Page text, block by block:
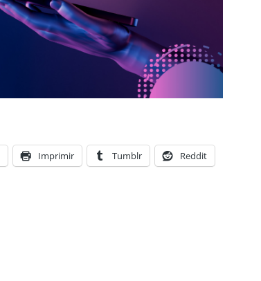
Imprimir Tumblr Reddit